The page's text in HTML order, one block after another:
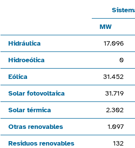
Sistema peninsularSistema no
The chart has 1 X axis displaying
The chart has 1 Y axis displaying
MW
Hidráulica
17.096
Hidroeólica
0
Eólica
31.452
Solar fotovoltaica
31.719
Solar térmica
2.302
Otras renovables
1.097
Residuos renovables
132